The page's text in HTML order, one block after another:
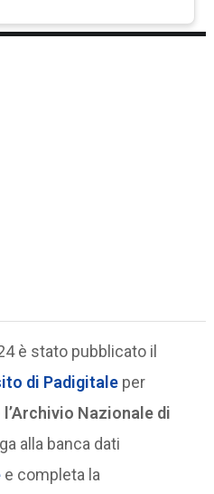
è stato pubblicato il
di Padigitale per
l’Archivio Nazionale di
alla banca dati
e completa la